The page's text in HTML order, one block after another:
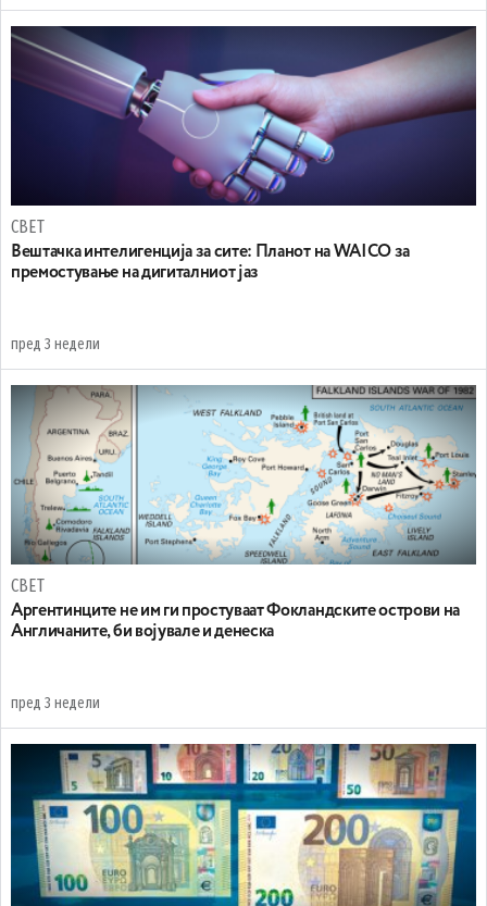
СВЕТ
Вештачка интелигенција за сите: Планот на WAICO за
премостување на дигиталниот јаз
пред 3 недели
СВЕТ
Аргентинците не им ги простуваат Фокландските острови на
Англичаните, би војувале и денеска
пред 3 недели